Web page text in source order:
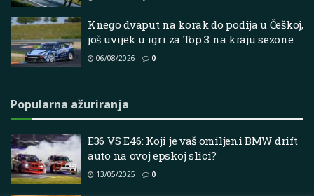
Knego dvaput na korak do podija u Češkoj,
još uvijek u igri za Top 3 na kraju sezone
06/08/2026 0
Popularna ažuriranja
E36 VS E46: Koji je vaš omiljeni BMW drift
auto na ovoj epskoj slici?
13/05/2025 0